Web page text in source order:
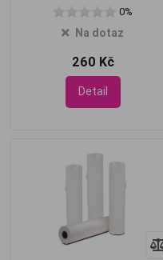
0%
Na dotaz
260 Kč
Detail